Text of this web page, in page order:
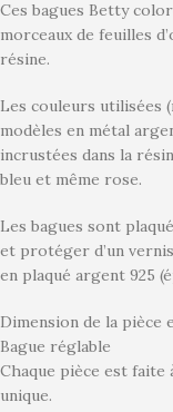
Ces bagues Betty
morceaux de feuilles
résine.
Les couleurs utilisées
modèles en métal
incrustées dans la
bleu et même rose.
Les bagues sont
et protéger d’un
en plaqué argent 925
Dimension de la pièce
Bague réglable
Chaque pièce est faite
unique.